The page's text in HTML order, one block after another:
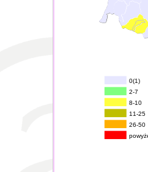
0(1)
2-7
8-10
11-25
26-50